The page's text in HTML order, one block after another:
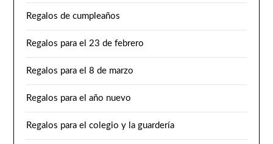
Regalos de cumpleaños
Regalos para el 23 de febrero
Regalos para el 8 de marzo
Regalos para el año nuevo
Regalos para el colegio y la guardería